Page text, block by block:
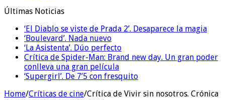
Últimas Noticias
‘El Diablo se viste de Prada 2’. Desaparece la magia
‘Boulevard’. Nada nuevo
‘La Asistenta’. Dúo perfecto
Crítica de Spider-Man: Brand new day. Un gran poder
conlleva una gran película
‘Supergirl’. De 7’5 con fresquito
Home/Críticas de cine/Crítica de Vivir sin nosotros. Crónica